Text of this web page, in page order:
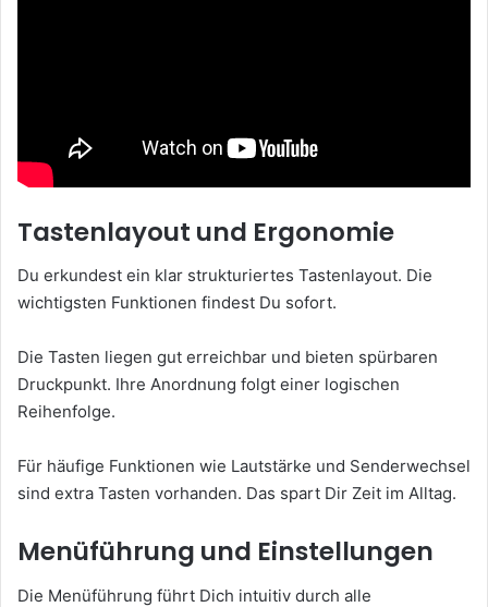
Tastenlayout und Ergonomie
Du erkundest ein klar strukturiertes Tastenlayout. Die
wichtigsten Funktionen findest Du sofort.
Die Tasten liegen gut erreichbar und bieten spürbaren
Druckpunkt. Ihre Anordnung folgt einer logischen
Reihenfolge.
Für häufige Funktionen wie Lautstärke und Senderwechsel
sind extra Tasten vorhanden. Das spart Dir Zeit im Alltag.
Menüführung und Einstellungen
Die Menüführung führt Dich intuitiv durch alle